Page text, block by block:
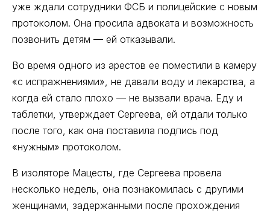
уже ждали сотрудники ФСБ и полицейские с новым
протоколом. Она просила адвоката и возможность
позвонить детям — ей отказывали.
Во время одного из арестов ее поместили в камеру
«с испражнениями», не давали воду и лекарства, а
когда ей стало плохо — не вызвали врача. Еду и
таблетки, утверждает Сергеева, ей отдали только
после того, как она поставила подпись под
«нужным» протоколом.
В изоляторе Мацесты, где Сергеева провела
несколько недель, она познакомилась с другими
женщинами, задержанными после прохождения